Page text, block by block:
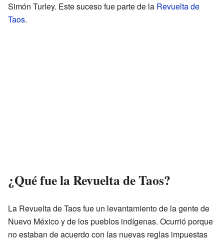
Simón Turley. Este suceso fue parte de la Revuelta de
Taos.
¿Qué fue la Revuelta de Taos?
La Revuelta de Taos fue un levantamiento de la gente de
Nuevo México y de los pueblos indígenas. Ocurrió porque
no estaban de acuerdo con las nuevas reglas impuestas